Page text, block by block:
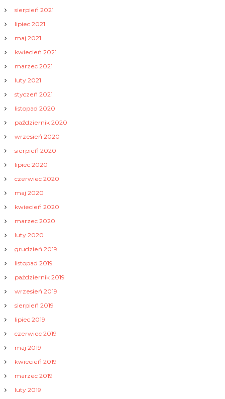
sierpień 2021
lipiec 2021
maj 2021
kwiecień 2021
marzec 2021
luty 2021
styczeń 2021
listopad 2020
październik 2020
wrzesień 2020
sierpień 2020
lipiec 2020
czerwiec 2020
maj 2020
kwiecień 2020
marzec 2020
luty 2020
grudzień 2019
listopad 2019
październik 2019
wrzesień 2019
sierpień 2019
lipiec 2019
czerwiec 2019
maj 2019
kwiecień 2019
marzec 2019
luty 2019